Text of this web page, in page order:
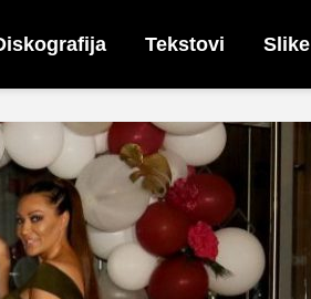
Tekstovi Slike